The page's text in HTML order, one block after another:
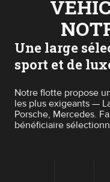
Une large
sport et de
Notre flotte propose
les plus exigeants —
Porsche, Mercedes.
bénéficiaire